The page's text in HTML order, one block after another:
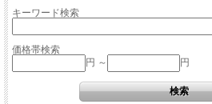
キーワード検索
価格帯検索
円 ～
円